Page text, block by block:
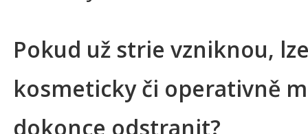
Pokud už strie vzniknou,
kosmeticky či operativně
dokonce odstranit?